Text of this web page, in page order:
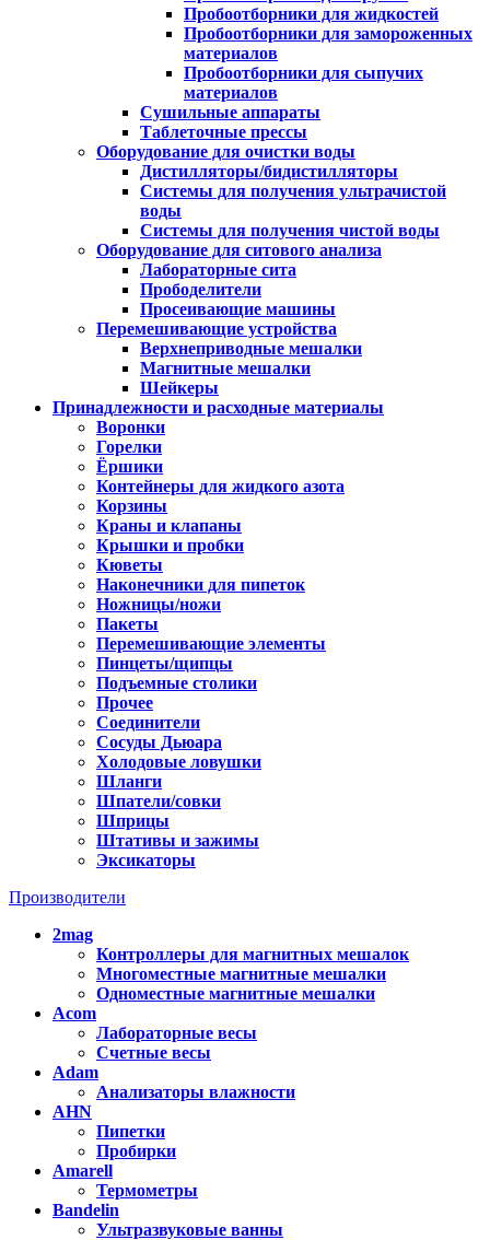
Пробоотборники для жидкостей
Пробоотборники для замороженных
материалов
Пробоотборники для сыпучих
материалов
Сушильные аппараты
Таблеточные прессы
Оборудование для очистки воды
Дистилляторы/бидистилляторы
Системы для получения ультрачистой
воды
Системы для получения чистой воды
Оборудование для ситового анализа
Лабораторные сита
Прободелители
Просеивающие машины
Перемешивающие устройства
Верхнеприводные мешалки
Магнитные мешалки
Шейкеры
Принадлежности и расходные материалы
Воронки
Горелки
Ёршики
Контейнеры для жидкого азота
Корзины
Краны и клапаны
Крышки и пробки
Кюветы
Наконечники для пипеток
Ножницы/ножи
Пакеты
Перемешивающие элементы
Пинцеты/щипцы
Подъемные столики
Прочее
Соединители
Сосуды Дьюара
Холодовые ловушки
Шланги
Шпатели/совки
Шприцы
Штативы и зажимы
Эксикаторы
Производители
2mag
Контроллеры для магнитных мешалок
Многоместные магнитные мешалки
Одноместные магнитные мешалки
Acom
Лабораторные весы
Счетные весы
Adam
Анализаторы влажности
AHN
Пипетки
Пробирки
Amarell
Термометры
Bandelin
Ультразвуковые ванны